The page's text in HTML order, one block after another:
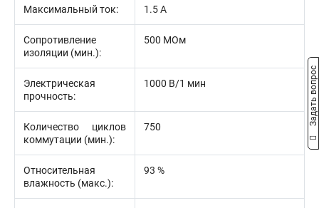
Максимальный ток: 1.5 А
Сопротивление
изоляции (мин.):
500 МОм
Электрическая
прочность:
1000 В/1 мин
Количество циклов
коммутации (мин.):
750
Относительная
влажность (макс.):
93 %
Задать вопрос